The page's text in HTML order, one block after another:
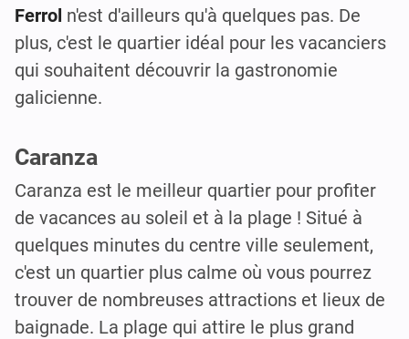
Ferrol n'est d'ailleurs qu'à quelques pas. De
plus, c'est le quartier idéal pour les vacanciers
qui souhaitent découvrir la gastronomie
galicienne.
Caranza
Caranza est le meilleur quartier pour profiter
de vacances au soleil et à la plage ! Situé à
quelques minutes du centre ville seulement,
c'est un quartier plus calme où vous pourrez
trouver de nombreuses attractions et lieux de
baignade. La plage qui attire le plus grand